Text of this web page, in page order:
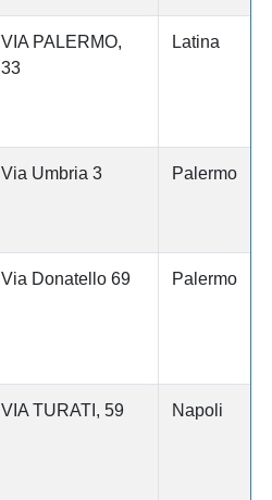
VIA PALERMO,
33
Latina
Via Umbria 3 Palermo
Via Donatello 69 Palermo
VIA TURATI, 59 Napoli